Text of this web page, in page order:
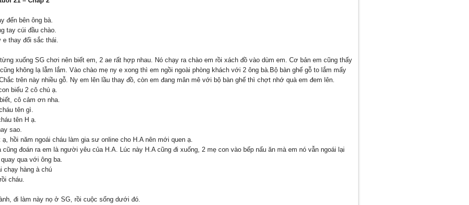
đến bên ông bà.
tay cúi đầu chào.
e thay đổi sắc thái.
xuống SG chơi nên biết em, 2 ae rất hợp nhau. Nó chạy ra chào em rồi xách đồ vào dùm em. Cơ bản em cũng thấy
không lạ lẫm lắm. Vào chào mẹ ny e xong thì em ngồi ngoài phòng khách với 2 ông bà.Bộ bàn ghế gỗ to lắm mấy
trên này nhiều gỗ. Ny em lên lầu thay đồ, còn em đang mân mê với bộ bàn ghế thì chợt nhớ quà em đem lên.
biếu 2 cô chú ạ.
cô cảm ơn nha.
tên gì.
tên H ạ.
sao.
hồi năm ngoái cháu làm gia sư online cho H.A nên mới quen ạ.
cũng đoán ra em là người yêu của H.A. Lúc này H.A cũng đi xuống, 2 mẹ con vào bếp nấu ăn mà em nó vẫn ngoái lại
qua với ông ba.
chạy hàng à chú
cháu.
đi làm này nọ ở SG, rồi cuộc sống dưới đó.